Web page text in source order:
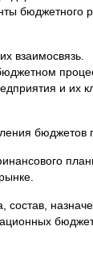
бюджетного
взаимосвязь.
и их
бюджетов
состав,